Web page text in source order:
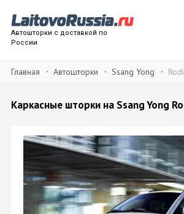
Автошторки с доставкой по
России
Главная Автошторки Ssang Yong
Каркасные шторки на Ssang Yong